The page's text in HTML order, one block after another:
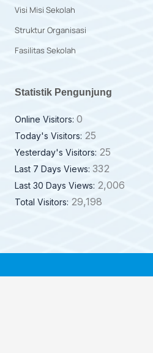
Visi Misi Sekolah
Struktur Organisasi
Fasilitas Sekolah
Statistik Pengunjung
Online Visitors: 0
Today's Visitors: 25
Yesterday's Visitors: 25
Last 7 Days Views: 332
Last 30 Days Views: 2,006
Total Visitors: 29,198